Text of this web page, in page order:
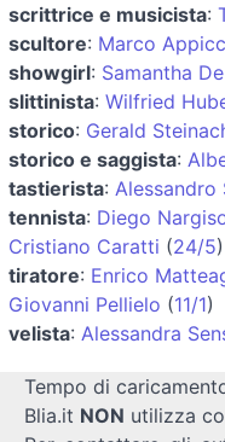
scrittrice e musicista:
scultore: Marco
showgirl: Samantha
slittinista: Wilfried
storico: Gerald
storico e saggista:
tastierista: Alessandro
tennista: Diego
Cristiano Caratti (24/5)
tiratore: Enrico
Giovanni Pellielo (11/1)
velista: Alessandra
Tempo di
Blia.it NON utilizza